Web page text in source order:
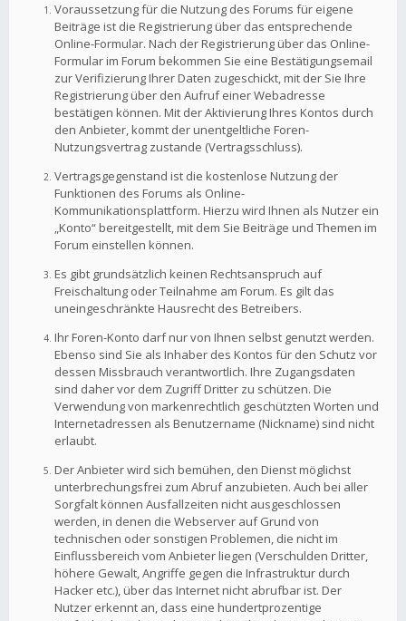
Voraussetzung für die Nutzung des Forums für eigene
Beiträge ist die Registrierung über das entsprechende
Online-Formular. Nach der Registrierung über das Online-
Formular im Forum bekommen Sie eine Bestätigungsemail
zur Verifizierung Ihrer Daten zugeschickt, mit der Sie Ihre
Registrierung über den Aufruf einer Webadresse
bestätigen können. Mit der Aktivierung Ihres Kontos durch
den Anbieter, kommt der unentgeltliche Foren-
Nutzungsvertrag zustande (Vertragsschluss).
Vertragsgegenstand ist die kostenlose Nutzung der
Funktionen des Forums als Online-
Kommunikationsplattform. Hierzu wird Ihnen als Nutzer ein
„Konto“ bereitgestellt, mit dem Sie Beiträge und Themen im
Forum einstellen können.
Es gibt grundsätzlich keinen Rechtsanspruch auf
Freischaltung oder Teilnahme am Forum. Es gilt das
uneingeschränkte Hausrecht des Betreibers.
Ihr Foren-Konto darf nur von Ihnen selbst genutzt werden.
Ebenso sind Sie als Inhaber des Kontos für den Schutz vor
dessen Missbrauch verantwortlich. Ihre Zugangsdaten
sind daher vor dem Zugriff Dritter zu schützen. Die
Verwendung von markenrechtlich geschützten Worten und
Internetadressen als Benutzername (Nickname) sind nicht
erlaubt.
Der Anbieter wird sich bemühen, den Dienst möglichst
unterbrechungsfrei zum Abruf anzubieten. Auch bei aller
Sorgfalt können Ausfallzeiten nicht ausgeschlossen
werden, in denen die Webserver auf Grund von
technischen oder sonstigen Problemen, die nicht im
Einflussbereich vom Anbieter liegen (Verschulden Dritter,
höhere Gewalt, Angriffe gegen die Infrastruktur durch
Hacker etc.), über das Internet nicht abrufbar ist. Der
Nutzer erkennt an, dass eine hundertprozentige